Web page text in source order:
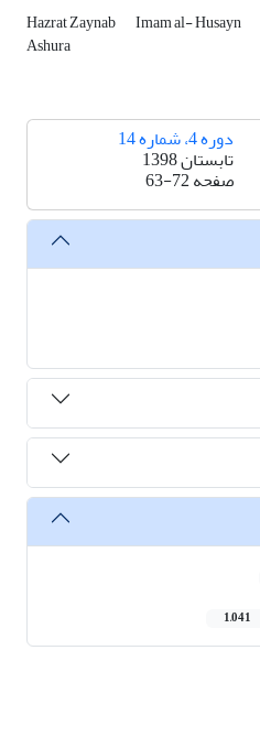
Hazrat Zaynab Imam al- Husayn
Ashura
دوره 4، شماره 14
تابستان 1398
صفحه63-72
1,041